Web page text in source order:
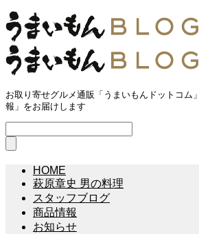
お取り寄せグルメ通販「うまいもんドットコム
報」をお届けします
HOME
萩原章史 男の料理
スタッフブログ
商品情報
お知らせ